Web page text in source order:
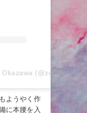
A post shared by MIYUKI Okazawa (@zonprint)
ようやく作
に本腰を入